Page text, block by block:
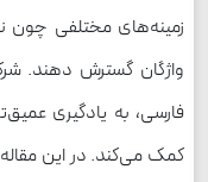
زمینه‌های مختلفی چون
واژگان گسترش دهند.
فارسی، به یادگیری
کمک می‌کند. در این